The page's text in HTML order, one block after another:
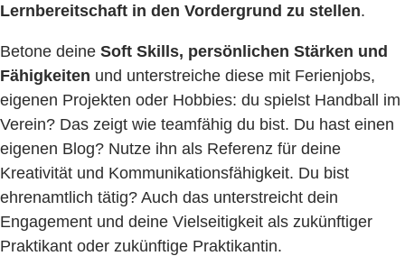
Lernbereitschaft in den Vordergrund zu stellen.
Betone deine Soft Skills, persönlichen Stärken und
Fähigkeiten und unterstreiche diese mit Ferienjobs,
eigenen Projekten oder Hobbies: du spielst Handball im
Verein? Das zeigt wie teamfähig du bist. Du hast einen
eigenen Blog? Nutze ihn als Referenz für deine
Kreativität und Kommunikationsfähigkeit. Du bist
ehrenamtlich tätig? Auch das unterstreicht dein
Engagement und deine Vielseitigkeit als zukünftiger
Praktikant oder zukünftige Praktikantin.